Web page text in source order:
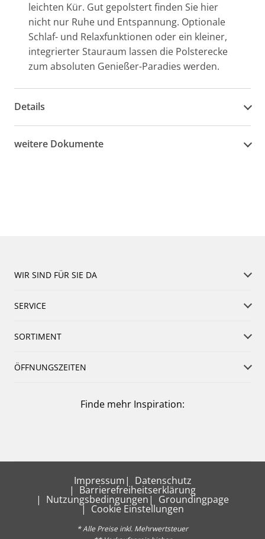
leichten Kür. Gut gepolstert finden Sie hier
nicht nur Ruhe und Entspannung. Optionale
Schlaf- und Relaxfunktionen oder ein kleiner,
integrierter Stauraum lassen die Polsterecke
zum absoluten Genießer-Paradies werden.
Details
weitere Dokumente
WIR SIND FÜR SIE DA
SERVICE
SORTIMENT
ÖFFNUNGSZEITEN
Finde mehr Inspiration:
Impressum Datenschutz
Barrierefreiheitserklärung
Nutzungsbedingungen Groundingpage
Cookie Einstellungen
* Alle Preise inkl. Mehrwertsteuer